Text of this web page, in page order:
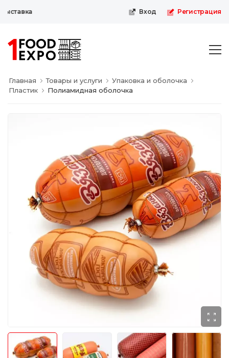
Вход Регистрация
Главная Товары и услуги
Упаковка и оболочка
Пластик
Полиамидная оболочка